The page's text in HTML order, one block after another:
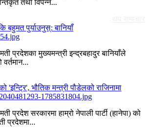
तथा विपन्न...
बहुमत पुर्याउनुस्: बानियाँ
प्रदेशका मुख्यमन्त्री इन्द्रबहादुर बानियाँले
'इन्ट्रि', भौतिक मन्त्री पौडेलको राजिनामा
प्रदेश सरकारमा हाम्रो नेपाली पार्टी (हानेपा) को
प्रदेशमा...